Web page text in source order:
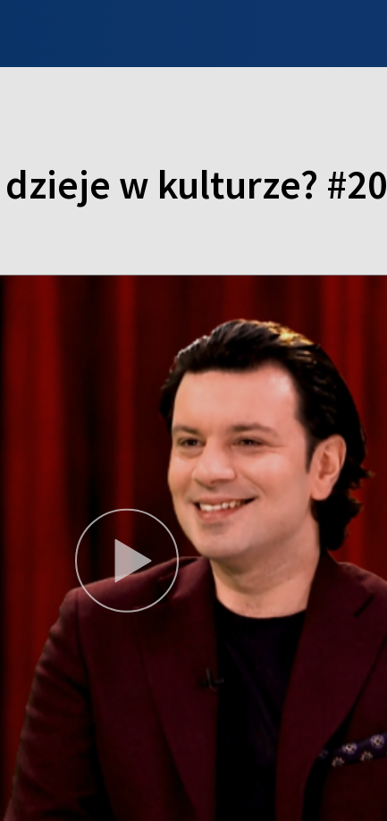
w kulturze? #20